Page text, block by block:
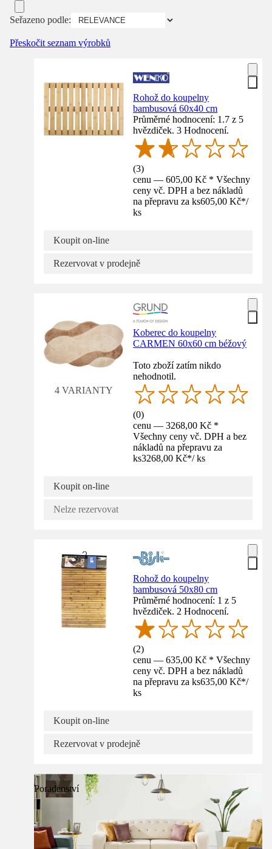
Seřazeno podle:
Přeskočit seznam výrobků
Rohož do koupelny
bambusová 60x40 cm
Průměrné hodnocení: 1.7 z 5
hvězdiček. 3 Hodnocení.
(3)
cenu — 605,00 Kč * Všechny
ceny vč. DPH a bez nákladů
na přepravu za ks605,00 Kč*/
ks
Koupit on-line
Rezervovat v prodejně
4 VARIANTY
Koberec do koupelny
CARMEN 60x60 cm béžový
Toto zboží zatím nikdo
nehodnotil.
(0)
cenu — 3268,00 Kč *
Všechny ceny vč. DPH a bez
nákladů na přepravu za
ks3268,00 Kč*/ ks
Koupit on-line
Nelze rezervovat
Rohož do koupelny
bambusová 50x80 cm
Průměrné hodnocení: 1 z 5
hvězdiček. 2 Hodnocení.
(2)
cenu — 635,00 Kč * Všechny
ceny vč. DPH a bez nákladů
na přepravu za ks635,00 Kč*/
ks
Koupit on-line
Rezervovat v prodejně
Poradenství